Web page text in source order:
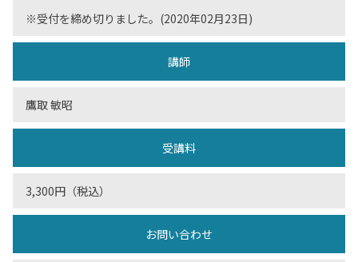
※受付を締め切りました。(2020年02月23日)
講師
鷹取 敏昭
受講料
3,300円（税込）
お問い合わせ